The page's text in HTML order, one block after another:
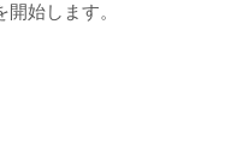
始します。